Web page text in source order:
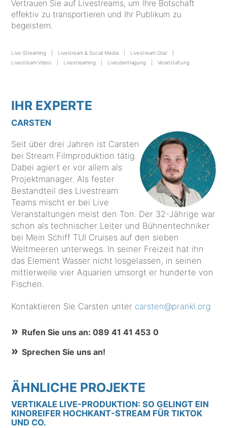
Vertrauen Sie auf Livestreams, um Ihre Botschaft
effektiv zu transportieren und Ihr Publikum zu
begeistern.
Live-Streaming Livestream & Social Media
Livestream Graz
Livestream-Video
Livestreaming Liveübertragung Veranstaltung
IHR EXPERTE
CARSTEN
Seit über drei Jahren ist Carsten
bei Stream Filmproduktion tätig.
Dabei agiert er vor allem als
Projektmanager. Als fester
Bestandteil des Livestream
Teams mischt er bei Live
Veranstaltungen meist den Ton. Der 32-Jährige war
schon als technischer Leiter und Bühnentechniker
bei Mein Schiff TUI Cruises auf den sieben
Weltmeeren unterwegs. In seiner Freizeit hat ihn
das Element Wasser nicht losgelassen, in seinen
mittlerweile vier Aquarien umsorgt er hunderte von
Fischen.
Kontaktieren Sie Carsten unter carsten@prankl.org
Rufen Sie uns an: 089 41 41 453 0
Sprechen Sie uns an!
ÄHNLICHE PROJEKTE
VERTIKALE LIVE-PRODUKTION: SO GELINGT EIN
KINOREIFER HOCHKANT-STREAM FÜR TIKTOK
UND CO.